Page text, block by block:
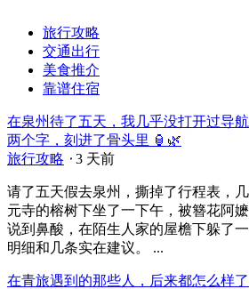
旅行攻略
交通出行
美食推介
靠谱住宿
在泉州待了五天，我几乎没打开过导
两个字，刻进了骨头里 🏮🌿
旅行攻略 ⋅ 3 天前
请了五天假去泉州，撕掉了行程表，
元寺的榕树下坐了一下午，被簪花阿
说到鼻酸，在陌生人家的屋檐下躲了
明细和几条实在建议。 ...
在青旅遇到的那些人，后来都怎么样了